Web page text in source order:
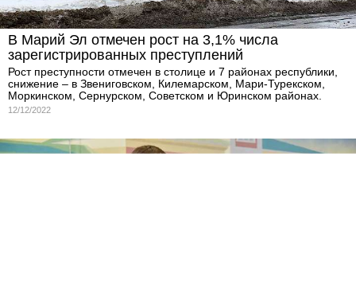
В Марий Эл отмечен рост на 3,1% числа
зарегистрированных преступлений
Рост преступности отмечен в столице и 7 районах республики,
снижение – в Звениговском, Килемарском, Мари-Турекском,
Моркинском, Сернурском, Советском и Юринском районах.
12/12/2022